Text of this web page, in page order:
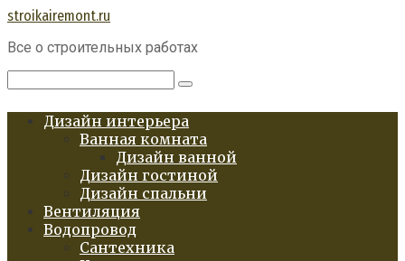
Перейти
контенту
stroikairemont.ru
Все о строительных работах
Дизайн интерьера
Ванная комната
Дизайн ванной
Дизайн гостиной
Дизайн спальни
Вентиляция
Водопровод
Сантехника